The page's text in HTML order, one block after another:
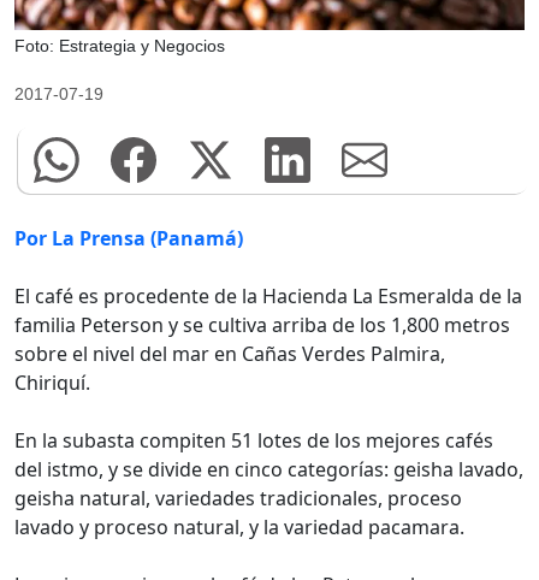
Foto: Estrategia y Negocios
2017-07-19
Por La Prensa (Panamá)
El café es procedente de la Hacienda La Esmeralda de la
familia Peterson y se cultiva arriba de los 1,800 metros
sobre el nivel del mar en Cañas Verdes Palmira,
Chiriquí.
En la subasta compiten 51 lotes de los mejores cafés
del istmo, y se divide en cinco categorías: geisha lavado,
geisha natural, variedades tradicionales, proceso
lavado y proceso natural, y la variedad pacamara.